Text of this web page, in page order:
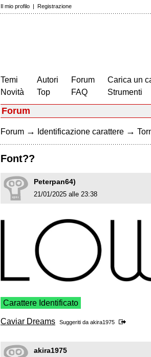
Il mio profilo | Registrazione
Temi
Novità
Autori
Top
Forum
FAQ
Carica un
Strumenti
Forum
Forum → Identificazione carattere →
Font??
Peterpan64)
21/01/2025 alle 23:38
Carattere Identificato
Caviar Dreams Suggeriti da akira1975
akira1975